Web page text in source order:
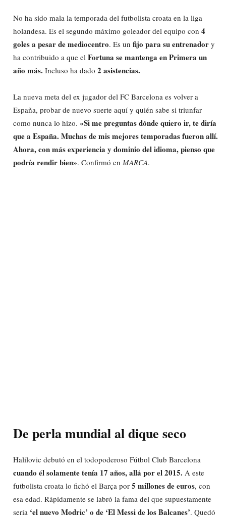
No ha sido mala la temporada del futbolista croata en la liga
holandesa. Es el segundo máximo goleador del equipo con 4
goles a pesar de mediocentro. Es un fijo para su entrenador y
ha contribuido a que el Fortuna se mantenga en Primera un
año más. Incluso ha dado 2 asistencias.
La nueva meta del ex jugador del FC Barcelona es volver a
España, probar de nuevo suerte aquí y quién sabe si triunfar
como nunca lo hizo. «Si me preguntas dónde quiero ir, te diría
que a España. Muchas de mis mejores temporadas fueron allí.
Ahora, con más experiencia y dominio del idioma, pienso que
podría rendir bien». Confirmó en MARCA.
De perla mundial al dique seco
Halilovic debutó en el todopoderoso Fútbol Club Barcelona
cuando él solamente tenía 17 años, allá por el 2015. A este
futbolista croata lo fichó el Barça por 5 millones de euros, con
esa edad. Rápidamente se labró la fama del que supuestamente
sería ‘el nuevo Modric’ o de ‘El Messi de los Balcanes’. Quedó